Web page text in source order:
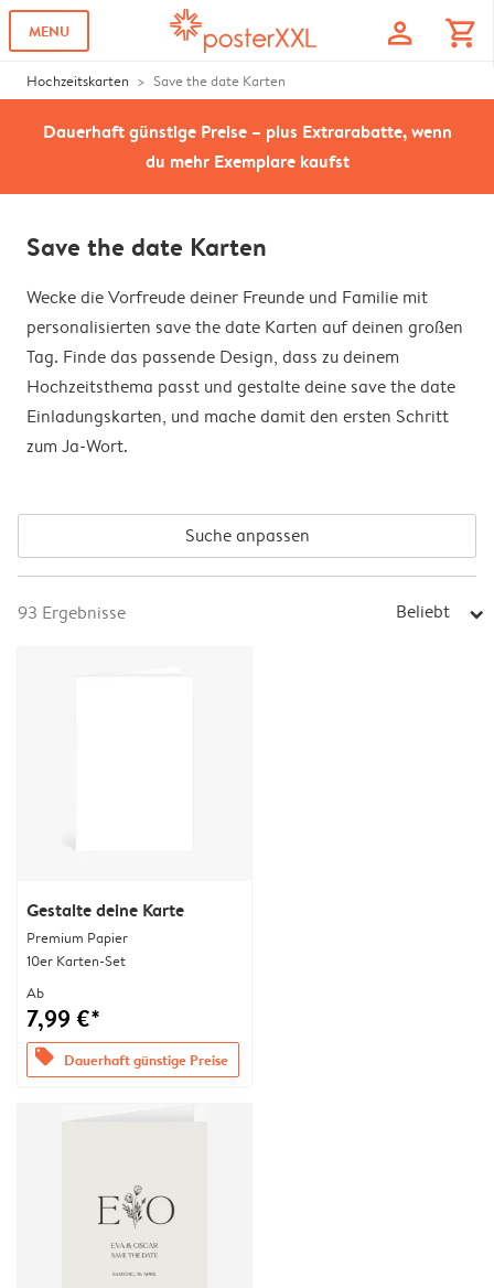
MENU profile shopping_cart
Hochzeitskarten Save the date Karten
Dauerhaft günstige Preise – plus Extrarabatte, wenn
du mehr Exemplare kaufst
Save the date Karten
Wecke die Vorfreude deiner Freunde und Familie mit
personalisierten save the date Karten auf deinen großen
Tag. Finde das passende Design, dass zu deinem
Hochzeitsthema passt und gestalte deine save the date
Einladungskarten, und mache damit den ersten Schritt
zum Ja-Wort.
Suche anpassen
93 Ergebnisse Beliebt arrow_right
Gestalte deine Karte
Premium Papier
10er Karten-Set
Ab
7,99 €*
offers Dauerhaft günstige Preise